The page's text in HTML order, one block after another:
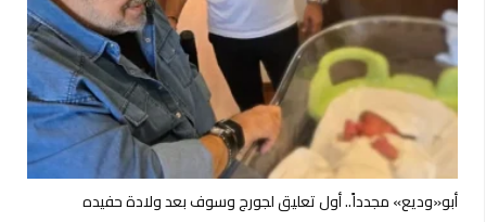
أبو«وديع» مجدداً.. أول تعليق لجورج وسوف بعد ولادة حفيده